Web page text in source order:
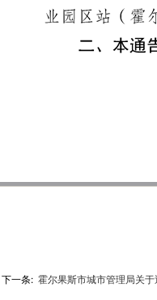
下一条: 霍尔果斯市城市管理局关